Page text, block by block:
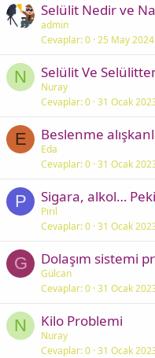
Selülit Nedir ve
admin
Cevaplar 0 25 May 2024
N Selülit Ve
Nuray
Cevaplar 0 31 Ocak
E Beslenme
Eda
Cevaplar 0 31 Ocak
P Sigara, alkol…
Pırıl
Cevaplar 0 31 Ocak
G Dolaşım sistemi
Gülcan
Cevaplar 0 31 Ocak
N Kilo Problemi
Nuray
Cevaplar 0 31 Ocak